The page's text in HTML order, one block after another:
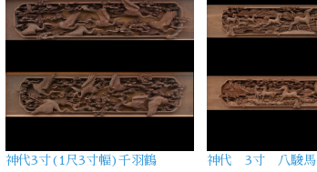
神代3寸(1尺3寸幅)千羽鶴
神代 3寸 八駿馬